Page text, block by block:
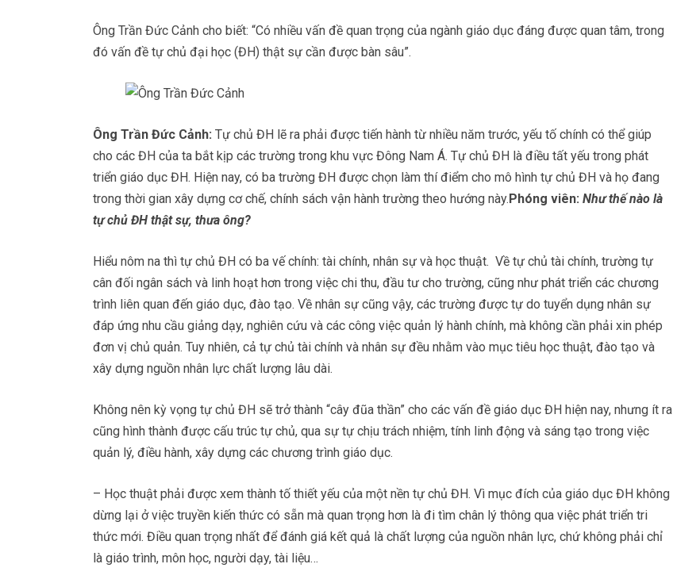
Ông Trần Đức Cảnh cho biết: “Có nhiều vấn đề quan trọng của ngành giáo dục đáng được quan tâm, trong
đó vấn đề tự chủ đại học (ĐH) thật sự cần được bàn sâu”.
Ông Trần Đức Cảnh: Tự chủ ĐH lẽ ra phải được tiến hành từ nhiều năm trước, yếu tố chính có thể giúp
cho các ĐH của ta bắt kịp các trường trong khu vực Đông Nam Á. Tự chủ ĐH là điều tất yếu trong phát
triển giáo dục ĐH. Hiện nay, có ba trường ĐH được chọn làm thí điểm cho mô hình tự chủ ĐH và họ đang
trong thời gian xây dựng cơ chế, chính sách vận hành trường theo hướng này.Phóng viên: Như thế nào là
tự chủ ĐH thật sự, thưa ông?
Hiểu nôm na thì tự chủ ĐH có ba vế chính: tài chính, nhân sự và học thuật. Về tự chủ tài chính, trường tự
cân đối ngân sách và linh hoạt hơn trong việc chi thu, đầu tư cho trường, cũng như phát triển các chương
trình liên quan đến giáo dục, đào tạo. Về nhân sự cũng vậy, các trường được tự do tuyển dụng nhân sự
đáp ứng nhu cầu giảng dạy, nghiên cứu và các công việc quản lý hành chính, mà không cần phải xin phép
đơn vị chủ quản. Tuy nhiên, cả tự chủ tài chính và nhân sự đều nhằm vào mục tiêu học thuật, đào tạo và
xây dựng nguồn nhân lực chất lượng lâu dài.
Không nên kỳ vọng tự chủ ĐH sẽ trở thành “cây đũa thần” cho các vấn đề giáo dục ĐH hiện nay, nhưng ít ra
cũng hình thành được cấu trúc tự chủ, qua sự tự chịu trách nhiệm, tính linh động và sáng tạo trong việc
quản lý, điều hành, xây dựng các chương trình giáo dục.
– Học thuật phải được xem thành tố thiết yếu của một nền tự chủ ĐH. Vì mục đích của giáo dục ĐH không
dừng lại ở việc truyền kiến thức có sẵn mà quan trọng hơn là đi tìm chân lý thông qua việc phát triển tri
thức mới. Điều quan trọng nhất để đánh giá kết quả là chất lượng của nguồn nhân lực, chứ không phải chỉ
là giáo trình, môn học, người dạy, tài liệu…